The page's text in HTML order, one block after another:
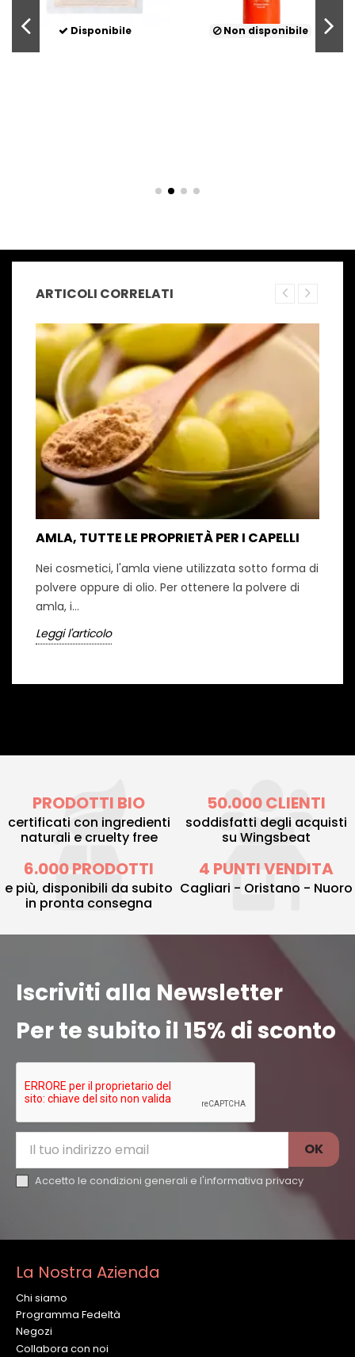
Disponibile Non disponibile
ARTICOLI CORRELATI
AMLA, TUTTE LE PROPRIETÀ PER I CAPELLI
Nei cosmetici, l'amla viene utilizzata sotto forma di
polvere oppure di olio. Per ottenere la polvere di
amla, i...
Leggi l'articolo
PRODOTTI BIO
certificati con ingredienti
naturali e cruelty free
50.000 CLIENTI
soddisfatti degli acquisti
su Wingsbeat
6.000 PRODOTTI
e più, disponibili da subito
in pronta consegna
4 PUNTI VENDITA
Cagliari - Oristano - Nuoro
Iscriviti alla Newsletter
Per te subito il 15% di sconto
Accetto le condizioni generali e l'informativa privacy
La Nostra Azienda
Chi siamo
Programma Fedeltà
Negozi
Collabora con noi